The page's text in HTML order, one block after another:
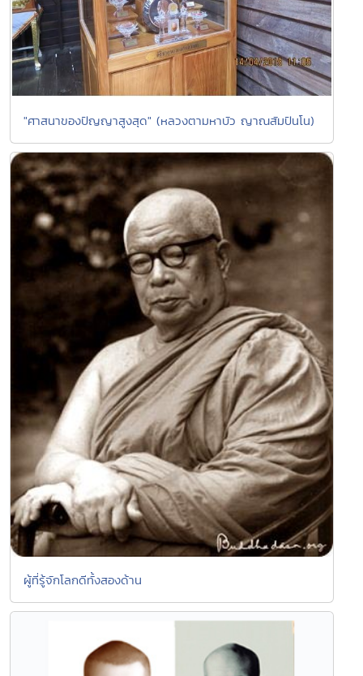
"ศาสนาของปัญญาสูงสุด" (หลวงตามหาบัว ญาณสัมปันโน)
ผู้ที่รู้จักโลกดีทั้งสองด้าน